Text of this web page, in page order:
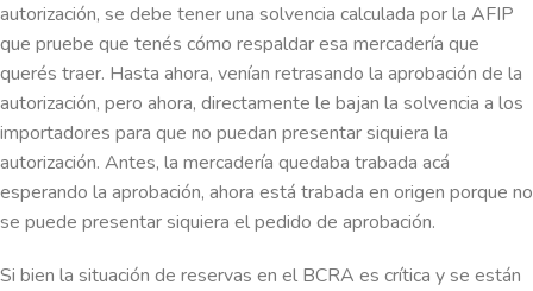
autorización, se debe tener una solvencia calculada por la AFIP
que pruebe que tenés cómo respaldar esa mercadería que
querés traer. Hasta ahora, venían retrasando la aprobación de la
autorización, pero ahora, directamente le bajan la solvencia a los
importadores para que no puedan presentar siquiera la
autorización. Antes, la mercadería quedaba trabada acá
esperando la aprobación, ahora está trabada en origen porque no
se puede presentar siquiera el pedido de aprobación.
Si bien la situación de reservas en el BCRA es crítica y se están